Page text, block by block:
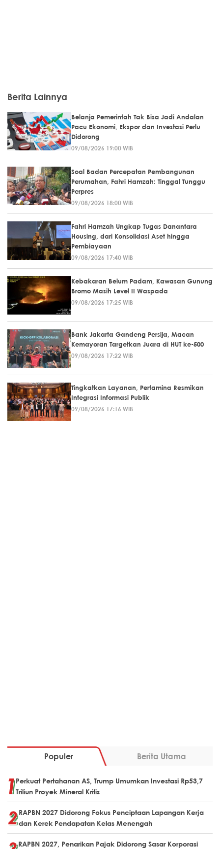
Berita Lainnya
Belanja Pemerintah Tak Bisa Jadi Andalan
Pacu Ekonomi, Ekspor dan Investasi Perlu
Didorong
09/08/2026 19:00 WIB
Soal Badan Percepatan Pembangunan
Perumahan, Fahri Hamzah: Tinggal Tunggu
Perpres
09/08/2026 18:00 WIB
Fahri Hamzah Ungkap Tugas Danantara
Housing, dari Konsolidasi Aset hingga
Pembiayaan
09/08/2026 17:40 WIB
Kebakaran Belum Padam, Kawasan Gunung
Bromo Masih Level II Waspada
09/08/2026 17:25 WIB
Bank Jakarta Gandeng Persija, Macan
Kemayoran Targetkan Juara di HUT ke-500
09/08/2026 17:22 WIB
Tingkatkan Layanan, Pertamina Resmikan
Integrasi Informasi Publik
09/08/2026 17:16 WIB
Populer Berita Utama
Perkuat Pertahanan AS, Trump Umumkan Investasi Rp53,7
Triliun Proyek Mineral Kritis
RAPBN 2027 Didorong Fokus Penciptaan Lapangan Kerja
dan Kerek Pendapatan Kelas Menengah
RAPBN 2027, Penarikan Pajak Didorong Sasar Korporasi